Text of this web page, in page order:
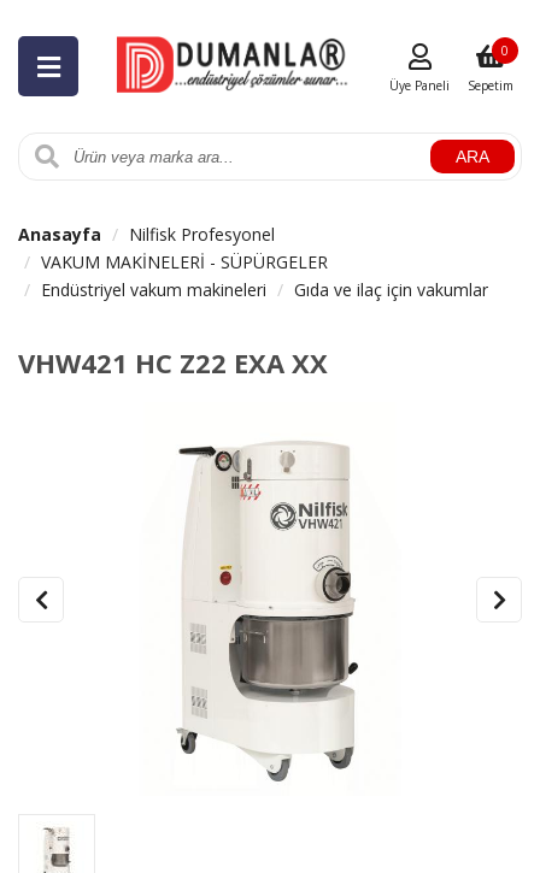
ARA
Üye Paneli Sepetim
0
Anasayfa
Nilfisk Profesyonel
VAKUM MAKİNELERİ - SÜPÜRGELER
Endüstriyel vakum makineleri
Gıda ve ilaç için vakumlar
VHW421 HC Z22 EXA XX